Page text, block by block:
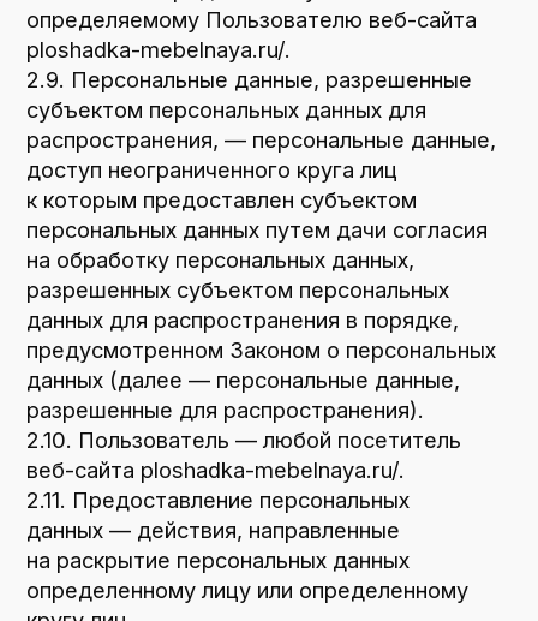
иностранного государства, иностранному
физическому или иностранному
юридическому лицу.
2.14. Уничтожение персональных данных —
любые действия, в результате которых
персональные данные уничтожаются
безвозвратно с невозможностью
персональных данных в информационной
системе персональных данных и/или
уничтожаются материальные носители
персональных данных.
3. Основные права и обязанности Оператора
3.1. Оператор имеет право:
данных достоверные информацию и/или
документы, содержащие персональные
данные;
— в случае отзыва субъектом персональных
данных согласия на обработку персональных
данных, а также, направления обращения
с требованием о прекращении обработки
персональных данных, Оператор вправе
продолжить обработку персональных
данных без согласия субъекта персональных
данных при наличии оснований, указанных
в Законе о персональных данных;
— самостоятельно определять состав